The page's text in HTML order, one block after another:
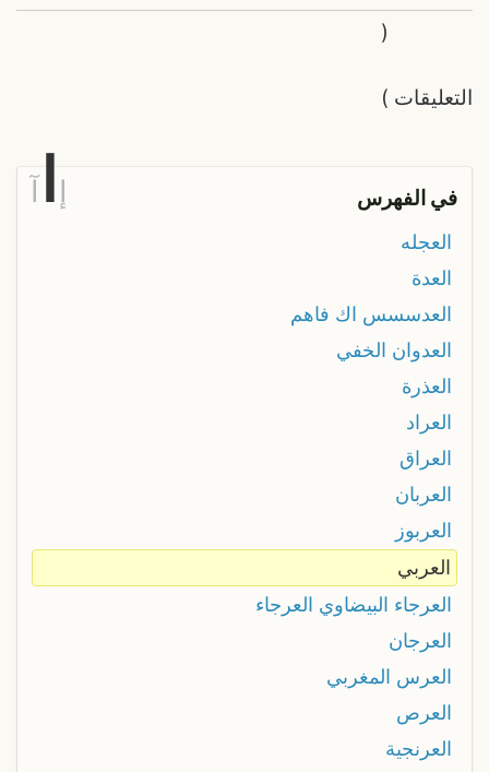
التعليقات
(
)
في الفهرس إ آ
العجله
العدة
العدسسس اك فاهم
العدوان الخفي
العذرة
العراد
العراق
العربان
العربوز
العربي
العرجاء البيضاوي العرجاء
العرجان
العرس المغربي
العرص
العرنجية